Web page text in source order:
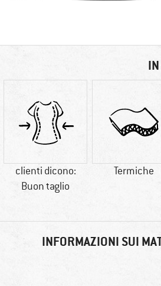
clienti dicono:
Buon taglio
Termiche
INFORMAZIONI SUI